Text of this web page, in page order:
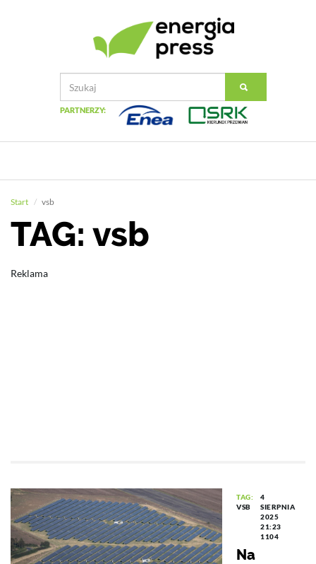
PARTNERZY:
Start vsb
TAG: vsb
Reklama
TAG:
VSB
4
SIERPNIA
2025
21:23
1104
Na